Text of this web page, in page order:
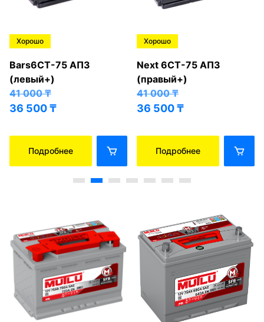
Хорошо
Bars6СТ-75 АПЗ
(левый+)
41 000₸
36 500₸
Подробнее
Хорошо
Next 6СТ-75 АПЗ
(правый+)
41 000₸
36 500₸
Подробнее